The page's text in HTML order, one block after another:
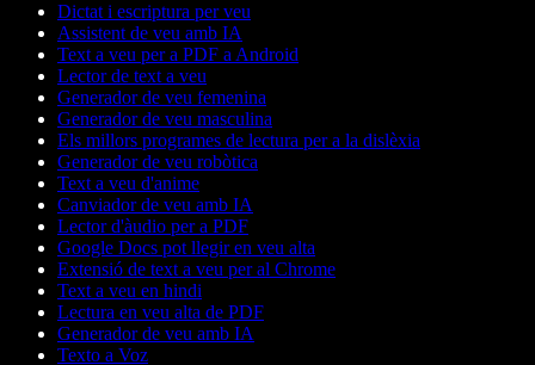
Dictat i escriptura per veu
Assistent de veu amb IA
Text a veu per a PDF a Android
Lector de text a veu
Generador de veu femenina
Generador de veu masculina
Els millors programes de lectura per a la dislèxia
Generador de veu robòtica
Text a veu d'anime
Canviador de veu amb IA
Lector d'àudio per a PDF
Google Docs pot llegir en veu alta
Extensió de text a veu per al Chrome
Text a veu en hindi
Lectura en veu alta de PDF
Generador de veu amb IA
Texto a Voz